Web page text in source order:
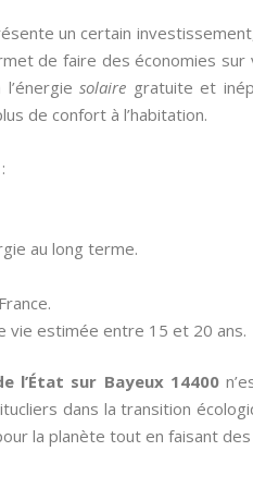
un certain
de faire des économies
l’énergiesolaire gratuite et
de confort à l’habitation.
au long terme.
vie estimée entre 15 et 20 ans.
l’État sur Bayeux 14400
dans la transition
la planète tout en faisant